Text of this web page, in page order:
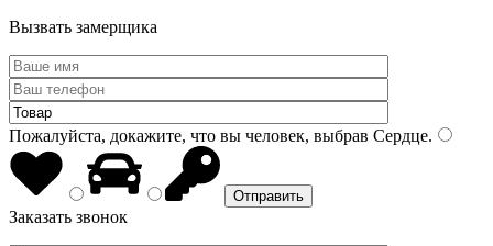
Вызвать замерщика
Пожалуйста, докажите, что вы человек, выбрав Сердце.
Заказать звонок